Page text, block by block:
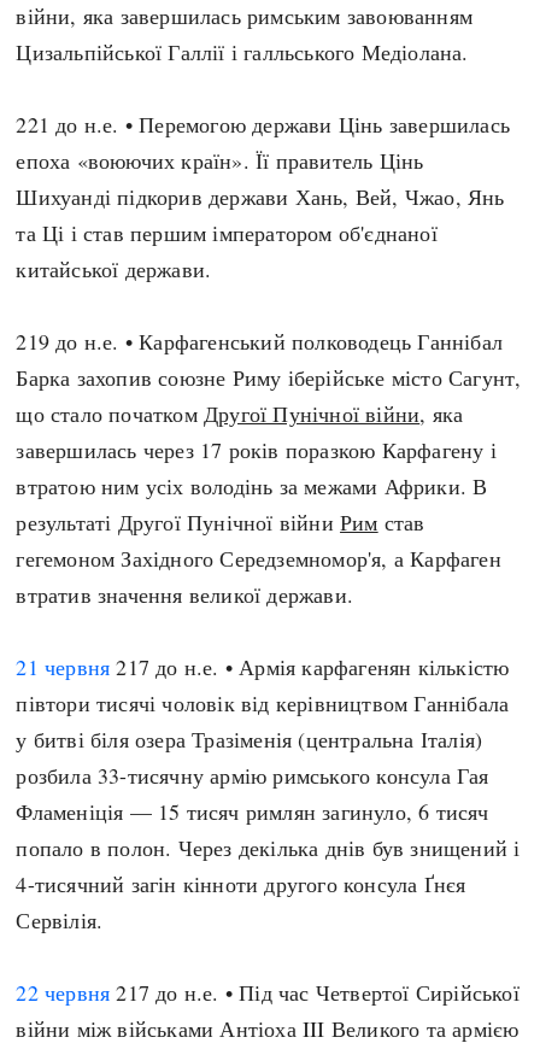
війни, яка завершилась римським завоюванням
Цизальпійської Галлії і галльського Медіолана.
221 до н.е. • Перемогою держави Цінь завершилась
епоха «воюючих країн». Її правитель Цінь
Шихуанді підкорив держави Хань, Вей, Чжао, Янь
та Ці і став першим імператором об'єднаної
китайської держави.
219 до н.е. • Карфагенський полководець Ганнібал
Барка захопив союзне Риму іберійське місто Сагунт,
що стало початкомДругої Пунічної війни, яка
завершилась через 17 років поразкою Карфагену і
втратою ним усіх володінь за межами Африки. В
результаті Другої Пунічної війниРим став
гегемоном Західного Середземномор'я, а Карфаген
втратив значення великої держави.
21 червня 217 до н.е. • Армія карфагенян кількістю
півтори тисячі чоловік від керівництвом Ганнібала
у битві біля озера Тразіменія (центральна Італія)
розбила 33-тисячну армію римського консула Гая
Фламеніція — 15 тисяч римлян загинуло, 6 тисяч
попало в полон. Через декілька днів був знищений і
4-тисячний загін кінноти другого консула Ґнєя
Сервілія.
22 червня 217 до н.е. • Під час Четвертої Сирійської
війни між військами Антіоха III Великого та армією